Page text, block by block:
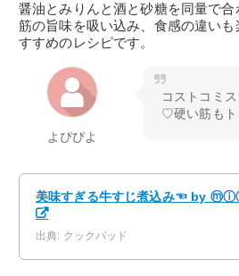
醤油とみりんと酒と砂糖を同量で
筋の旨味を吸い込み、食感の違い
すすめのレシピです。
よぴぴよ
コストコミ
♡硬い筋も
美味すぎる牛すじ煮込み☜ by
出典: クックパッド